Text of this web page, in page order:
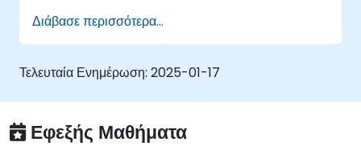
χρησιμοποιώντας το jBPM.
Ενσωματώσουν κανόνες του Drools στις
διαδικασίες του jBPM για δυναμική λήψη
αποφάσεων.
Βελτιστοποιήσουν και επιλύσουν προβλήματα
σε ροές εργασίας που βασίζονται σε κανόνες.
Διάβασε περισσότερα...
Τελευταία Ενημέρωση: 2025-01-17
Εφεξής Μαθήματα